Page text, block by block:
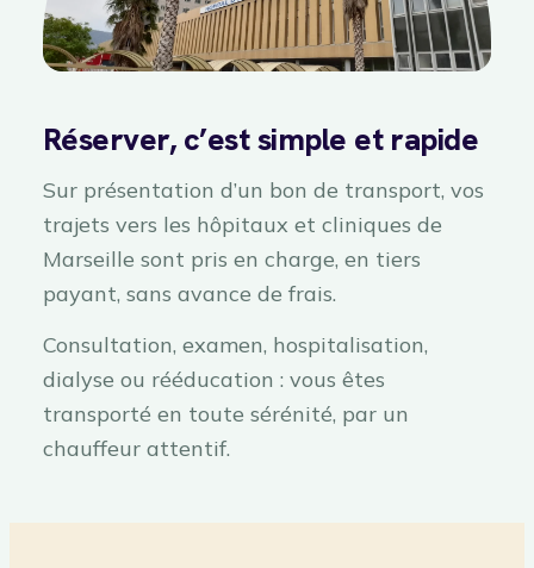
Réserver, c’est simple et rapide
Sur présentation d’un bon de transport, vos
trajets vers les hôpitaux et cliniques de
Marseille sont pris en charge, en tiers
payant, sans avance de frais.
Consultation, examen, hospitalisation,
dialyse ou rééducation : vous êtes
transporté en toute sérénité, par un
chauffeur attentif.